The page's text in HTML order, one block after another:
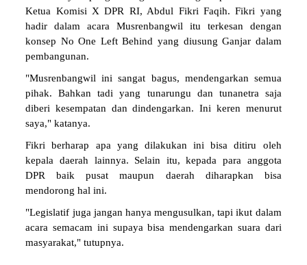
Ketua Komisi X DPR RI, Abdul Fikri Faqih. Fikri yang
hadir dalam acara Musrenbangwil itu terkesan dengan
konsep No One Left Behind yang diusung Ganjar dalam
pembangunan.
"Musrenbangwil ini sangat bagus, mendengarkan semua
pihak. Bahkan tadi yang tunarungu dan tunanetra saja
diberi kesempatan dan dindengarkan. Ini keren menurut
saya," katanya.
Fikri berharap apa yang dilakukan ini bisa ditiru oleh
kepala daerah lainnya. Selain itu, kepada para anggota
DPR baik pusat maupun daerah diharapkan bisa
mendorong hal ini.
"Legislatif juga jangan hanya mengusulkan, tapi ikut dalam
acara semacam ini supaya bisa mendengarkan suara dari
masyarakat," tutupnya.